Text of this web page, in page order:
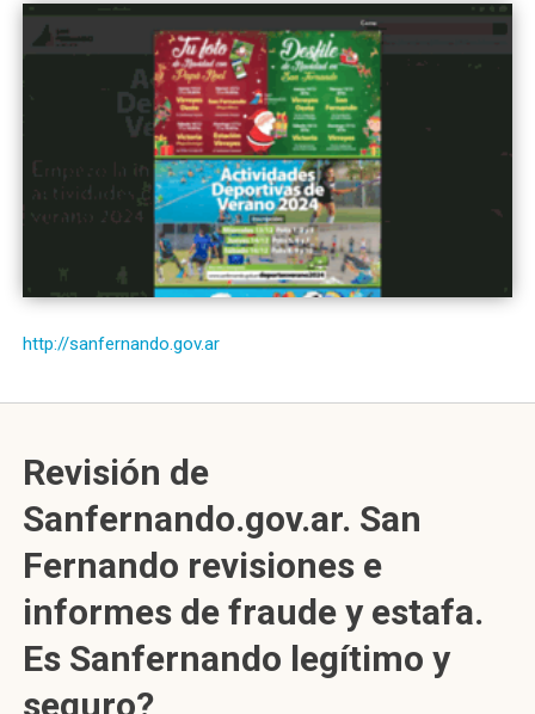
http://sanfernando.gov.ar
Revisión de
Sanfernando.gov.ar. San
Fernando revisiones e
informes de fraude y estafa.
Es Sanfernando legítimo y
seguro?